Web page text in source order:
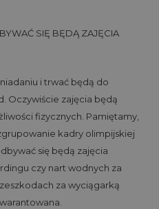
SIĘ BĘDĄ ZAJĘCIA
i trwać będą do
Oczywiście zajęcia będą
fizycznych. Pamiętamy,
kadry olimpijskiej
się będą zajęcia
czy nart wodnych za
za wyciągarką